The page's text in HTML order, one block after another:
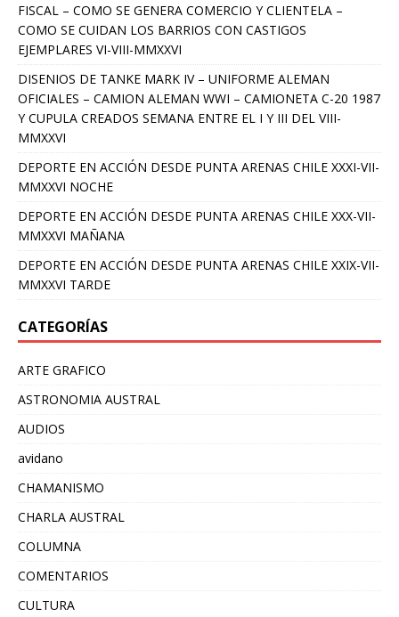
FISCAL – COMO SE GENERA COMERCIO Y CLIENTELA –
COMO SE CUIDAN LOS BARRIOS CON CASTIGOS
EJEMPLARES VI-VIII-MMXXVI
DISENIOS DE TANKE MARK IV – UNIFORME ALEMAN
OFICIALES – CAMION ALEMAN WWI – CAMIONETA C-20 1987
Y CUPULA CREADOS SEMANA ENTRE EL I Y III DEL VIII-
MMXXVI
DEPORTE EN ACCIÓN DESDE PUNTA ARENAS CHILE XXXI-VII-
MMXXVI NOCHE
DEPORTE EN ACCIÓN DESDE PUNTA ARENAS CHILE XXX-VII-
MMXXVI MAÑANA
DEPORTE EN ACCIÓN DESDE PUNTA ARENAS CHILE XXIX-VII-
MMXXVI TARDE
CATEGORÍAS
ARTE GRAFICO
ASTRONOMIA AUSTRAL
AUDIOS
avidano
CHAMANISMO
CHARLA AUSTRAL
COLUMNA
COMENTARIOS
CULTURA